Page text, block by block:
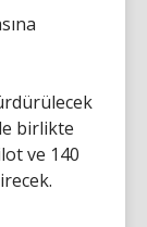
birlikte
ve 140